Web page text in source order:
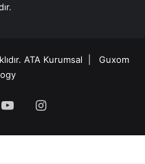
ATA Kurumsal | Guxom
YouTubeInstagram